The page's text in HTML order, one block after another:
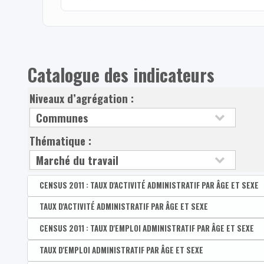
Catalogue des indicateurs
Niveaux d’agrégation :
Thématique :
CENSUS 2011 : TAUX D'ACTIVITÉ ADMINISTRATIF PAR ÂGE ET SEXE
Disponible par :Commune - Arrondissement - Province - Bassin EFE -
CENSUS 2011 : Taux d'activité administratif des 15-
CENSUS 2011 : Taux d'activité administratif des
TAUX D'ACTIVITÉ ADMINISTRATIF PAR ÂGE ET SEXE
Disponible par :Commune - Arrondissement - Province - Bassin EFE - Zone
Taux d'activité administratif des 15-64 ans
CENSUS 2011 : TAUX D'EMPLOI ADMINISTRATIF PAR ÂGE ET SEXE
Disponible par :Commune - Arrondissement - Province - Bassin EFE -
TAUX D'EMPLOI ADMINISTRATIF PAR ÂGE ET SEXE